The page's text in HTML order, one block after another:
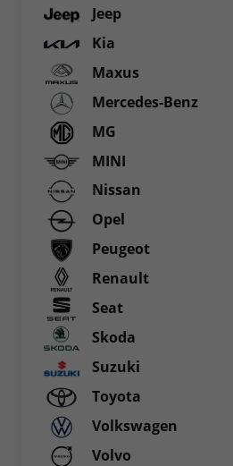
Jeep
Kia
Maxus
Mercedes-Benz
MG
MINI
Nissan
Opel
Peugeot
Renault
Seat
Skoda
Suzuki
Toyota
Volkswagen
Volvo